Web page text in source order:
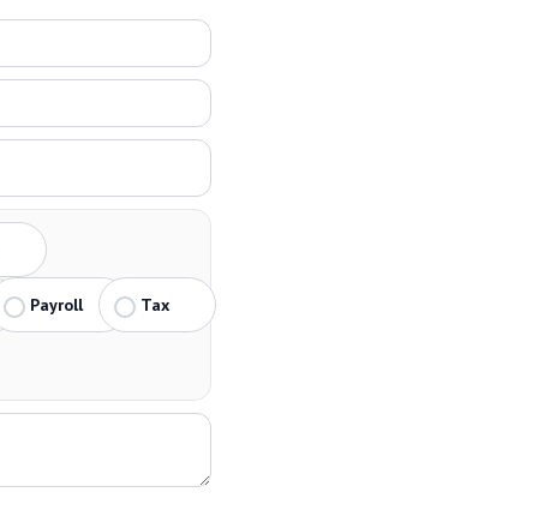
Payroll Tax